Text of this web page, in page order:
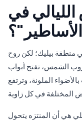
في
منطقة بيليك؛ لكن روح
الشمس، تفتح أبواب
الملونة، وترتفع
هي أن المنتزه يتحول